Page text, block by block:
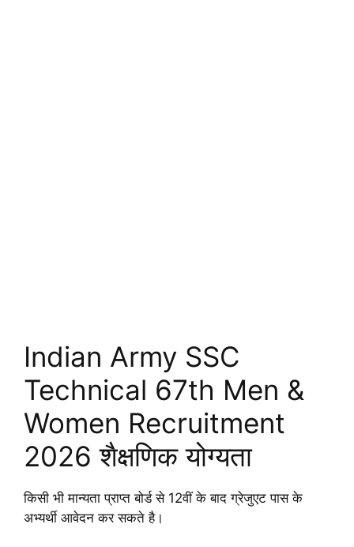
Indian Army SSC
Technical 67th Men &
Women Recruitment
2026 शैक्षणिक योग्यता
किसी भी मान्यता प्राप्त बोर्ड से 12वीं के बाद ग्रेजुएट पास के
अभ्यर्थी आवेदन कर सकते है।